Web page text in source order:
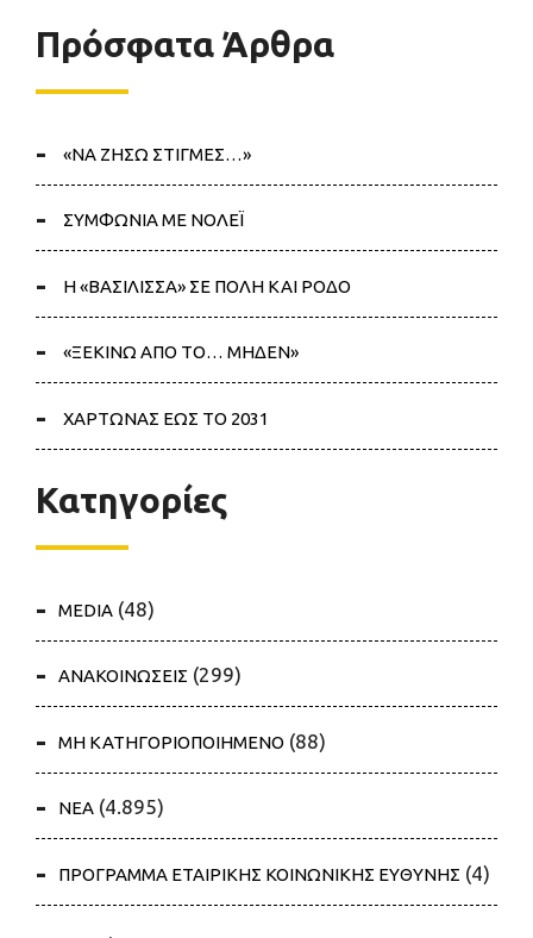
Πρόσφατα Άρθρα
«ΝΑ ΖΗΣΩ ΣΤΙΓΜΕΣ…»
ΣΥΜΦΩΝΙΑ ΜΕ ΝΟΛΕΪ
Η «ΒΑΣΙΛΙΣΣΑ» ΣΕ ΠΟΛΗ ΚΑΙ ΡΟΔΟ
«ΞΕΚΙΝΩ ΑΠΟ ΤΟ… ΜΗΔΕΝ»
ΧΑΡΤΩΝΑΣ ΕΩΣ ΤΟ 2031
Κατηγορίες
MEDIA (48)
ΑΝΑΚΟΙΝΩΣΕΙΣ (299)
ΜΗ ΚΑΤΗΓΟΡΙΟΠΟΙΗΜΕΝΟ (88)
ΝΕΑ (4.895)
ΠΡΟΓΡΑΜΜΑ ΕΤΑΙΡΙΚΗΣ ΚΟΙΝΩΝΙΚΗΣ ΕΥΘΥΝΗΣ (4)